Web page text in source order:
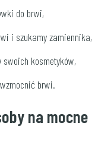
do brwi,
i szukamy zamiennika,
kosmetyków,
brwi.
na mocne